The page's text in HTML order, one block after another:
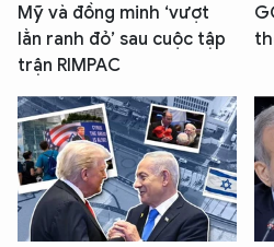
Mỹ và đồng minh ‘vượt
lằn ranh đỏ’ sau cuộc tập
trận RIMPAC